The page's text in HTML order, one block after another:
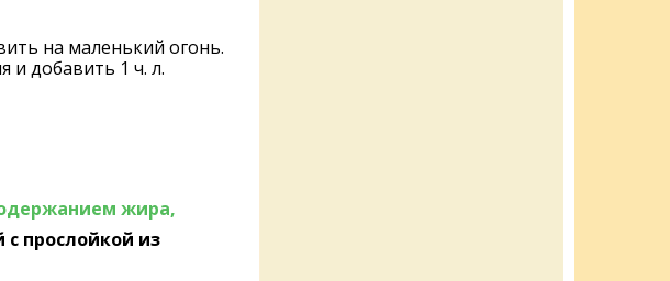
на маленький огонь.
и добавить 1 ч. л.
жира,
прослойкой из